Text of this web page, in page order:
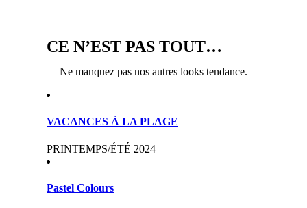
CE N’EST PAS TOUT…
Ne manquez pas nos autres looks tendance.
VACANCES À LA PLAGE
PRINTEMPS/ÉTÉ 2024
Pastel Colours